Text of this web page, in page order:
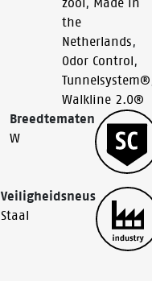
the
Netherlands,
Odor Control,
Tunnelsystem®
Walkline 2.0®
Breedtematen
W
Veiligheidsneus
Staal